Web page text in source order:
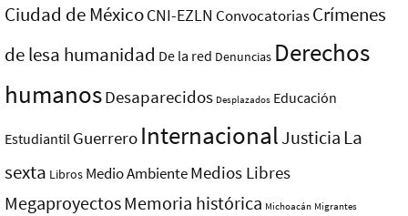
Ciudad de MéxicoCNI-EZLN ConvocatoriasCrímenes
de lesa humanidad De la red Denuncias Derechos
humanosDesaparecidos Desplazados Educación
Estudiantil Guerrero InternacionalJusticia La
sexta Libros Medio AmbienteMedios Libres
MegaproyectosMemoria histórica Michoacán Migrantes